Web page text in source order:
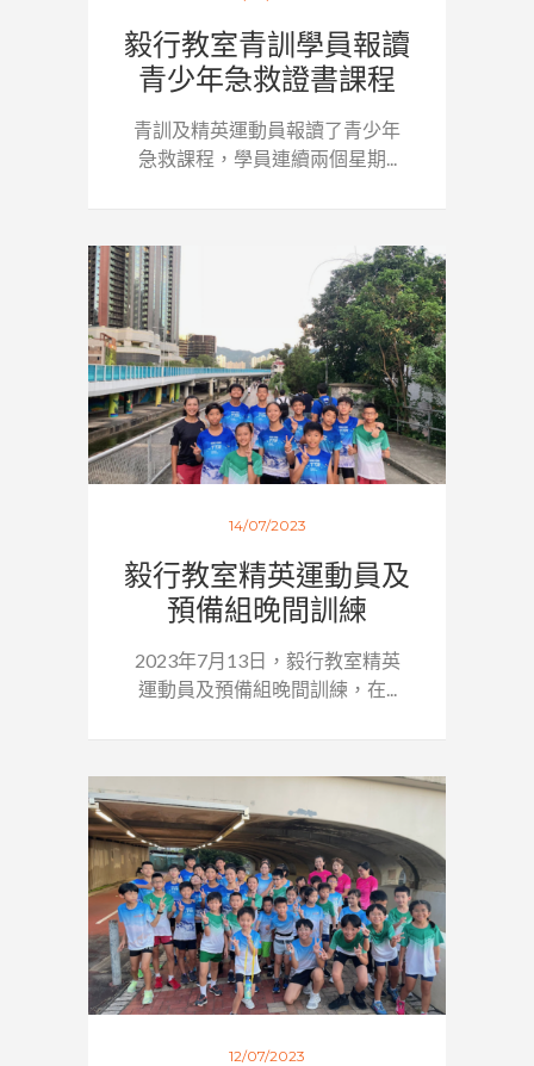
毅行教室青訓學員報讀
青少年急救證書課程
青訓及精英運動員報讀了青少年
急救課程，學員連續兩個星期...
14/07/2023
毅行教室精英運動員及
預備組晚間訓練
2023年7月13日，毅行教室精英
運動員及預備組晚間訓練，在...
12/07/2023